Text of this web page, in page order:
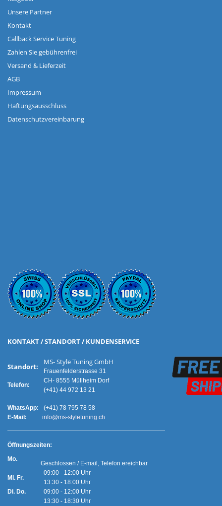
Unsere Partner
Kontakt
Callback Service Tuning
Zahlen Sie gebührenfrei
Versand & Lieferzeit
AGB
Impressum
Haftungsausschluss
Datenschutzvereinbarung
KONTAKT / STANDORT / KUNDENSERVICE
Standort:
Telefon:
MS- Style Tuning GmbH
Frauenfelderstrasse 31
CH- 8555 Müllheim Dorf
(+41) 44 972 13 21
WhatsApp:
(+41) 78 795 78 58
E-Mail:
info@ms-styletuning.ch
Öffnungszeiten:
Mo.
Mi. Fr.
Geschlossen / E-mail, Telefon ereichbar
09:00 - 12:00 Uhr
13:30 - 18:00 Uhr
Di. Do.
09:00 - 12:00 Uhr
13:30 - 18:30 Uhr